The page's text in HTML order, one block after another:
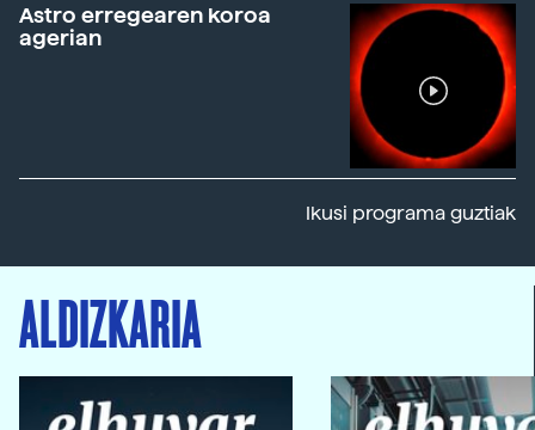
Astro erregearen koroa
agerian
Ikusi programa guztiak
ALDIZKARIA